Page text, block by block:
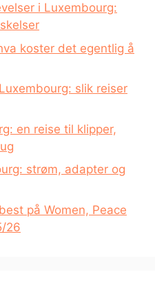
i Luxembourg:
koster det egentlig å
slik reiser
en reise til klipper,
strøm, adapter og
på Women, Peace
26